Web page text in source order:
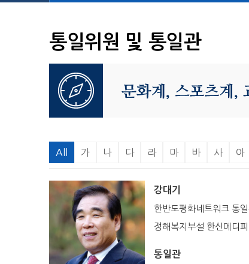
통일위원 및 통일관
All 가 나 다 라 마 바 사 아
강대기
한반도평화네트워크 통일
정해복지부설 한신메디
통일관